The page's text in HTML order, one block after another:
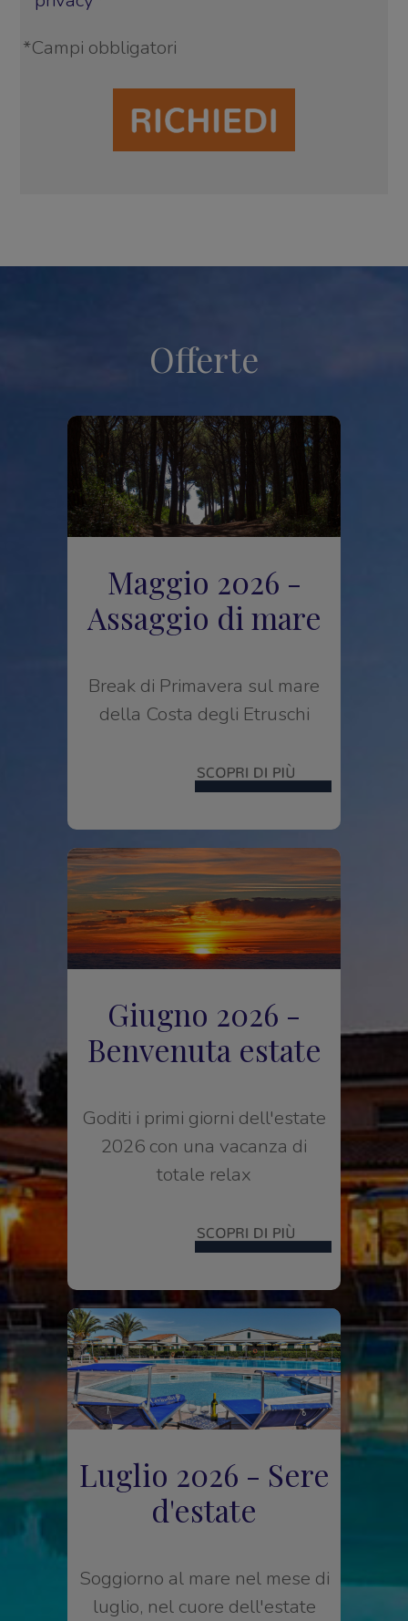
*Campi obbligatori
Offerte
Maggio 2026 -
Assaggio di mare
Break di Primavera sul mare
della Costa degli Etruschi
Giugno 2026 -
Benvenuta estate
Goditi i primi giorni dell'estate
2026 con una vacanza di
totale relax
Luglio 2026 - Sere
d'estate
Soggiorno al mare nel mese di
luglio, nel cuore dell'estate